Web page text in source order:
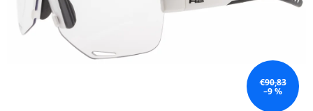
€90,83
–9 %